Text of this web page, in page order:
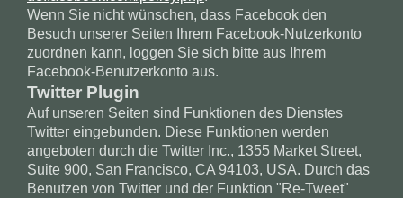
Wenn Sie nicht wünschen, dass Facebook den
Besuch unserer Seiten Ihrem Facebook-Nutzerkonto
zuordnen kann, loggen Sie sich bitte aus Ihrem
Facebook-Benutzerkonto aus.
Twitter Plugin
Auf unseren Seiten sind Funktionen des Dienstes
Twitter eingebunden. Diese Funktionen werden
angeboten durch die Twitter Inc., 1355 Market Street,
Suite 900, San Francisco, CA 94103, USA. Durch das
Benutzen von Twitter und der Funktion "Re-Tweet"